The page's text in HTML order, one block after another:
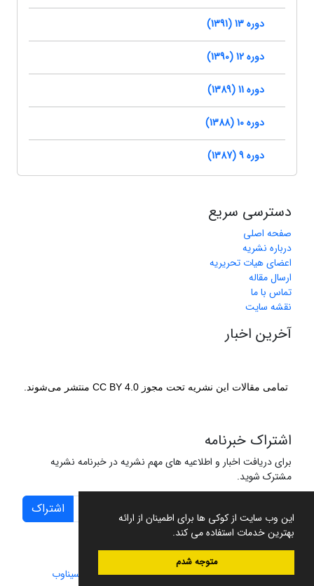
این وب سایت از کوکی ها برای اطمینان از ارائه
بهترین خدمات استفاده می کند.
متوجه شدم
دوره 13 (1391)
دوره 12 (1390)
دوره 11 (1389)
دوره 10 (1388)
دوره 9 (1387)
دسترسی سریع
صفحه اصلی
درباره نشریه
اعضای هیات تحریریه
ارسال مقاله
تماس با ما
نقشه سایت
آخرین اخبار
تمامی مقالات این نشریه تحت مجوز CC BY 4.0 منتشر می‌شوند.
اشتراک خبرنامه
برای دریافت اخبار و اطلاعیه های مهم نشریه در خبرنامه نشریه
مشترک شوید.
اشتراک
سامانه مدیریت نشریات علمی.طراحی و پیاده سازی از سیناوب